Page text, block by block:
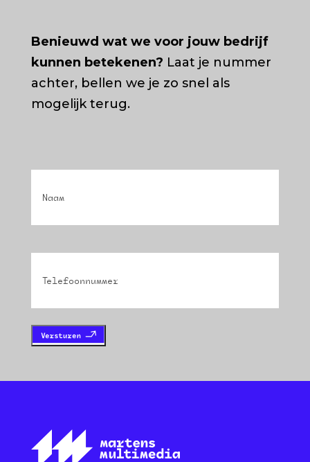
Benieuwd wat we voor jouw bedrijf
kunnen betekenen? Laat je nummer
achter, bellen we je zo snel als
mogelijk terug.